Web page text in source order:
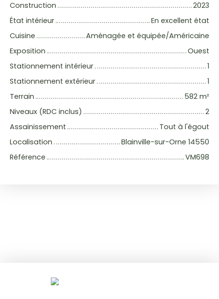
Construction
2023
État intérieur
En excellent état
Cuisine
Aménagée et équipée/Américaine
Exposition
Ouest
Stationnement intérieur
1
Stationnement extérieur
1
Terrain
582 m²
Niveaux (RDC inclus)
2
Assainissement
Tout à l'égout
Localisation
Blainville-sur-Orne 14550
Référence
VM698